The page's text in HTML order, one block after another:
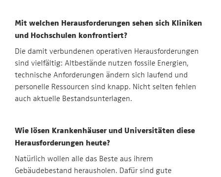
Mit welchen Herausforderungen sehen sich Kliniken
und Hochschulen konfrontiert?
Die damit verbundenen operativen Herausforderungen
sind vielfältig: Altbestände nutzen fossile Energien,
technische Anforderungen ändern sich laufend und
personelle Ressourcen sind knapp. Nicht selten fehlen
auch aktuelle Bestandsunterlagen.
Wie lösen Krankenhäuser und Universitäten diese
Herausforderungen heute?
Natürlich wollen alle das Beste aus ihrem
Gebäudebestand herausholen. Dafür sind gute